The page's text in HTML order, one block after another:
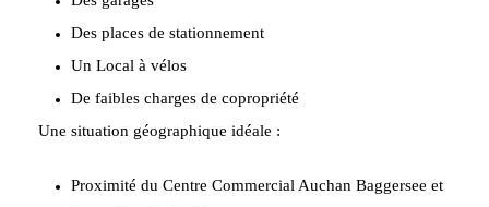
Des places de stationnement
Un Local à vélos
De faibles charges de copropriété
Une situation géographique idéale :
Proximité du Centre Commercial Auchan Baggersee et